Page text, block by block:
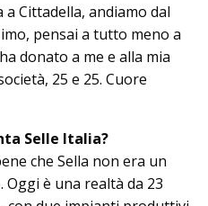
Citta­del­la, andiamo dal
pensai a tutto meno a
donato a me e alla mia
25 e 25. Cuo­re
Selle Italia?
che Sel­la non era un
è una realtà da 23